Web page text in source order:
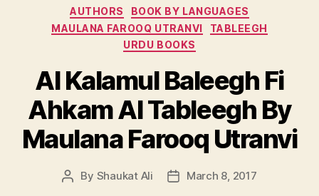
Categories
AUTHORS
BOOK BY LANGUAGES
MAULANA FAROOQ UTRANVI
TABLEEGH
URDU BOOKS
Al Kalamul Baleegh Fi
Ahkam Al Tableegh By
Maulana Farooq Utranvi
Post
By Shaukat Ali
PostMarch 8, 2017